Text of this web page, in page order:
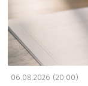
06.08.2026 (20:00)